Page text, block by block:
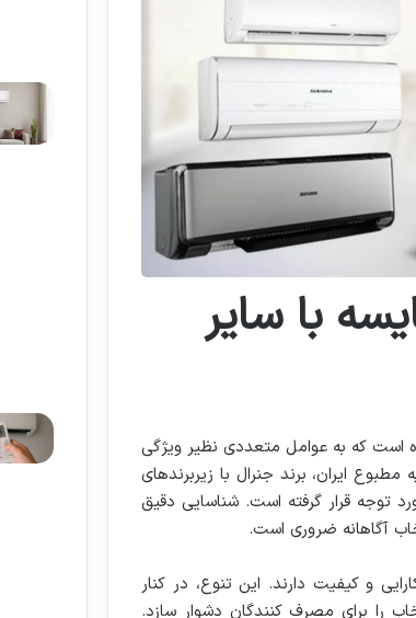
با سایر
است که به عوامل متعددی نظیر ویژگی
ایران، برند جنرال با زیربرندهای
توجه قرار گرفته است. شناسایی دقیق
آگاهانه ضروری است.
و کیفیت دارند. این تنوع، در کنار
را برای مصرف کنندگان دشوار سازد.